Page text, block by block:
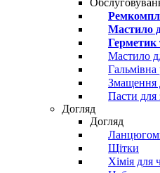
Мастило
Герметик
Мастило
Гальмівна
Змащення
Пасти для
Догляд
Догляд
Щітки
Хімія для